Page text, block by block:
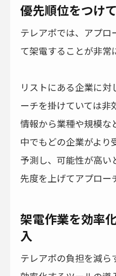
優先順位をつけ
テレアポでは、アプロ
て架電することが非常
リストにある企業に
ーチを掛けていては非
情報から業種や規模な
中でもどの企業がより
予測し、可能性が高
先度を上げてアプロー
架電作業を効率
入
テレアポの負担を減ら